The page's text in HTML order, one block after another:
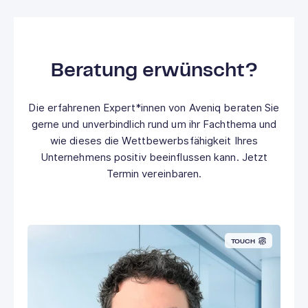
Beratung erwünscht?
Die erfahrenen Expert*innen von Aveniq beraten Sie
gerne und unverbindlich rund um ihr Fachthema und
wie dieses die Wettbewerbsfähigkeit Ihres
Unternehmens positiv beeinflussen kann. Jetzt
Termin vereinbaren.
TOUCH